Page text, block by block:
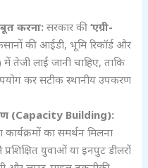
करना: सरकार की‘एग्री-
की आईडी, भूमि रिकॉर्ड और
तेजी लाई जानी चाहिए, ताकि
कर सटीक स्थानीय उपकरण
(Capacity Building):
का समर्थन मिलना
युवाओं या इनपुट डीलरों